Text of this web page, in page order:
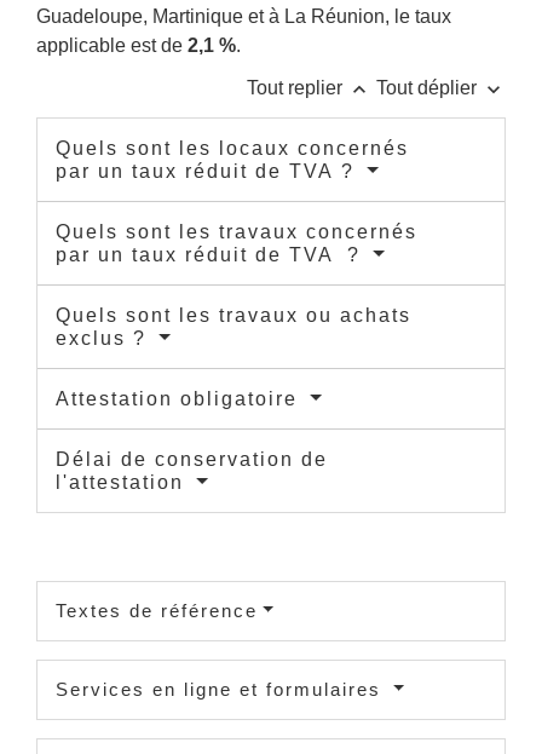
Guadeloupe, Martinique et à La Réunion, le taux
applicable est de 2,1 %.
Tout replier keyboard_arrow_up Tout déplier keyboard_arrow_down
Quels sont les locaux concernés
par un taux réduit de TVA ?
Quels sont les travaux concernés
par un taux réduit de TVA ?
Quels sont les travaux ou achats
exclus ?
Attestation obligatoire
Délai de conservation de
l'attestation
Textes de référence
Services en ligne et formulaires